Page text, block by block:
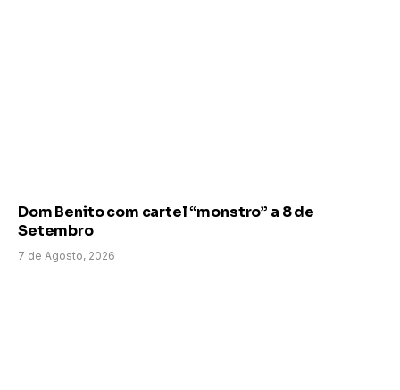
Dom Benito com cartel “monstro” a 8 de
Setembro
7 de Agosto, 2026